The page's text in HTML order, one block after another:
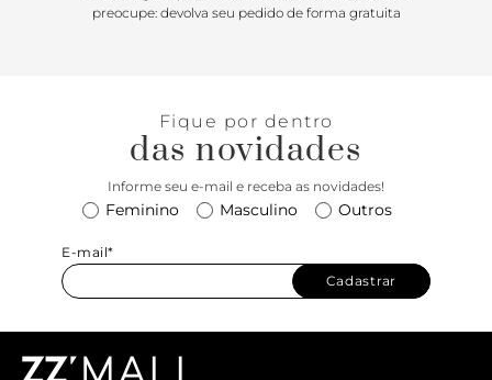
com assinatura Anacapri em carimbo metálico. Porque
e ultra feminino. Simplesmente per-fei-ta para curtir o pôr
do sol, uma baladinha noturna no maior conforto, aquele
preocupe: devolva seu pedido de forma gratuita
Fique por dentro
das novidades
Informe seu e-mail e receba as novidades!
Feminino Masculino Outros
E-mail*
Cadastrar